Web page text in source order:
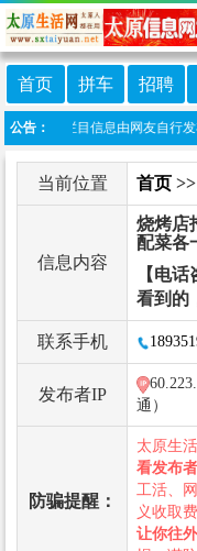
首页 拼车 招聘
公告：
声明：本栏目信息由网友自行发
当前位置 首页 >>
信息内容
烧烤店
配菜各
【电
看到的
联系手机
发布者IP
通）
防骗提醒：
太原生
看发布
工活、
义收取
让你往